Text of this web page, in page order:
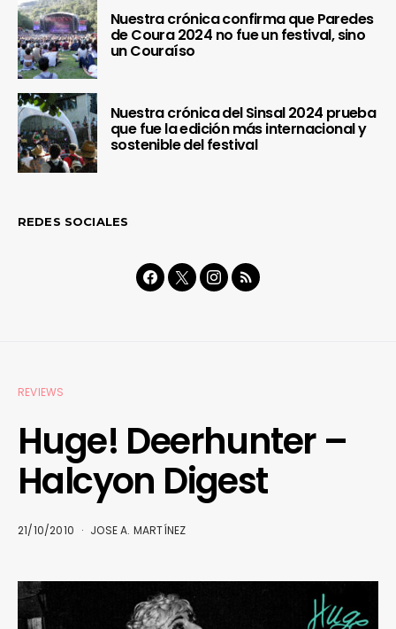
Nuestra crónica confirma que Paredes
de Coura 2024 no fue un festival, sino
un Couraíso
Nuestra crónica del Sinsal 2024 prueba
que fue la edición más internacional y
sostenible del festival
REDES SOCIALES
REVIEWS
Huge! Deerhunter –
Halcyon Digest
21/10/2010 JOSE A. MARTÍNEZ